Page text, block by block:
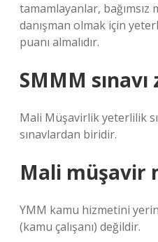
tamamlayanlar, bağımsız
danışman olmak için
puanı almalıdır.
SMMM
Mali Müşavirlik yeterlilik
sınavlardan biridir.
Mali müşavir
YMM kamu hizmetini
(kamu çalışanı) değildir.